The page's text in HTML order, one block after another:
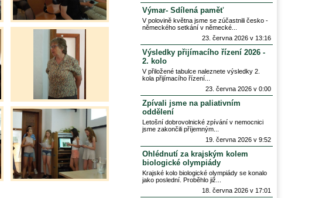
Výmar- Sdílená paměť
V polovině května jsme se zúčastnili česko -
německého setkání v německé
23. června 2026 v 13:16
Výsledky přijímacího řízení 2026 -
2. kolo
V přiložené tabulce naleznete výsledky 2.
kola přijímacího řízení
23. června 2026 v 0:00
Zpívali jsme na paliativním
oddělení
Letošní dobrovolnické zpívání v nemocnici
jsme zakončili příjemným
19. června 2026 v 9:52
Ohlédnutí za krajským kolem
biologické olympiády
Krajské kolo biologické olympiády se konalo
jako poslední. Proběhlo již
18. června 2026 v 17:01